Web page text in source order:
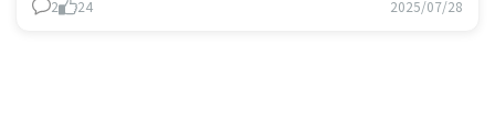
ル震えぱなし🥶隣にはマス釣りが出来る池がありそこには
2 24 2025/07/28